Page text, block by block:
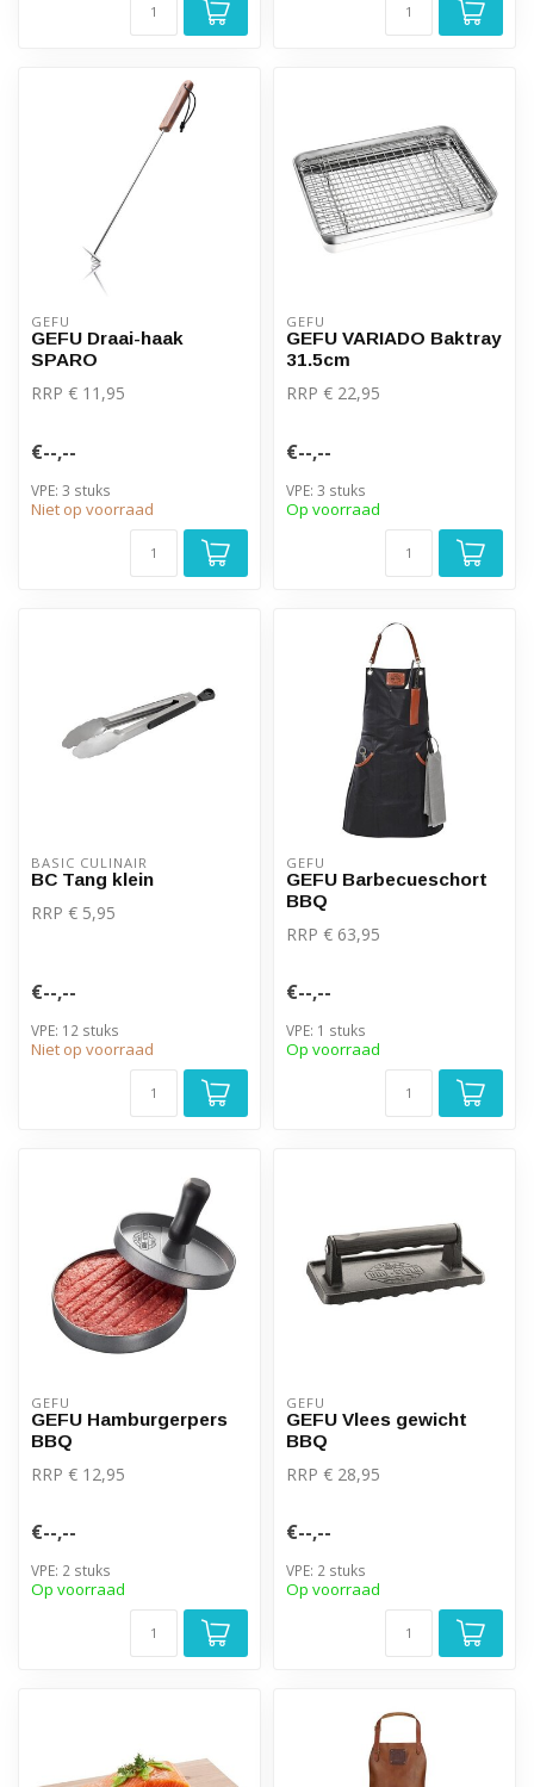
GEFU
GEFU Draai-haak
SPARO
RRP € 11,95
€--,--
VPE: 3 stuks
Niet op voorraad
GEFU
GEFU VARIADO Baktray
31.5cm
RRP € 22,95
€--,--
VPE: 3 stuks
Op voorraad
BASIC CULINAIR
BC Tang klein
RRP € 5,95
€--,--
VPE: 12 stuks
Niet op voorraad
GEFU
GEFU Barbecueschort
BBQ
RRP € 63,95
€--,--
VPE: 1 stuks
Op voorraad
GEFU
GEFU Hamburgerpers
BBQ
RRP € 12,95
€--,--
VPE: 2 stuks
Op voorraad
GEFU
GEFU Vlees gewicht
BBQ
RRP € 28,95
€--,--
VPE: 2 stuks
Op voorraad